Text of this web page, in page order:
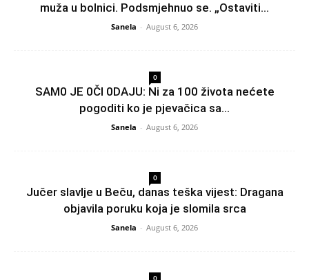
muža u bolnici. Podsmjehnuo se. „Ostaviti...
Sanela - August 6, 2026
0
SAM0 JE 0Čl 0DAJU: Ni za 100 života nećete
pogoditi ko je pjevačica sa...
Sanela - August 6, 2026
0
Jučer slavlje u Beču, danas teška vijest: Dragana
objavila poruku koja je slomila srca
Sanela - August 6, 2026